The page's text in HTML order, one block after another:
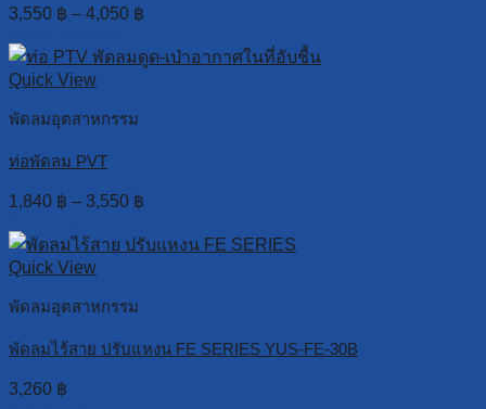
3,550 ฿ – 4,050 ฿
Quick View
พัดลมอุตสาหกรรม
ท่อพัดลม PVT
1,840 ฿ – 3,550 ฿
Quick View
พัดลมอุตสาหกรรม
พัดลมไร้สาย ปรับแหงน FE SERIES YUS-FE-30B
3,260 ฿